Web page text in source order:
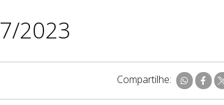
2023
Compartilhe: